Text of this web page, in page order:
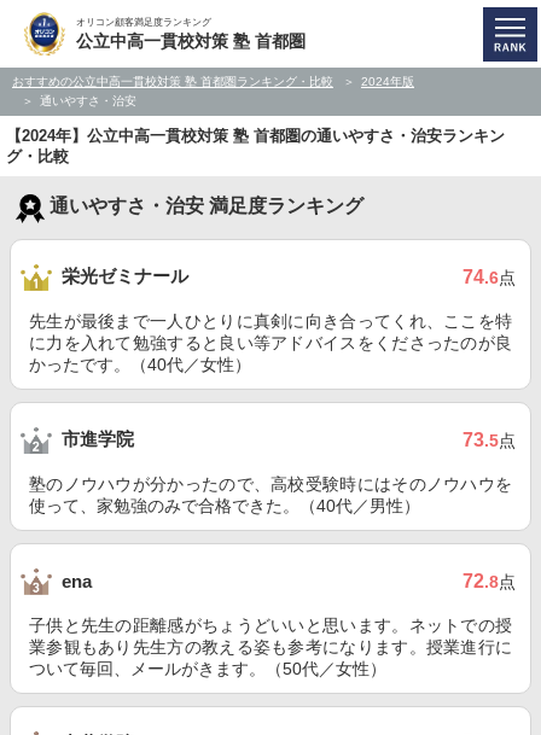
オリコン顧客満足度ランキング
公立中高一貫校対策 塾 首都圏
おすすめの公立中高一貫校対策 塾 首都圏ランキング・比較
2024年版
通いやすさ・治安
【2024年】公立中高一貫校対策 塾 首都圏の通いやすさ・治安ランキン
グ・比較
通いやすさ・治安 満足度ランキング
栄光ゼミナール 74.6点
先生が最後まで一人ひとりに真剣に向き合ってくれ、ここを特
に力を入れて勉強すると良い等アドバイスをくださったのが良
かったです。（40代／女性）
市進学院 73.5点
塾のノウハウが分かったので、高校受験時にはそのノウハウを
使って、家勉強のみで合格できた。（40代／男性）
ena 72.8点
子供と先生の距離感がちょうどいいと思います。ネットでの授
業参観もあり先生方の教える姿も参考になります。授業進行に
ついて毎回、メールがきます。（50代／女性）